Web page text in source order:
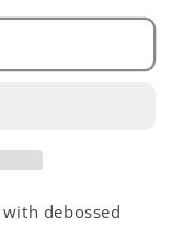
debossed